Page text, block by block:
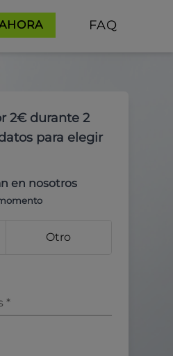
FAQ
2€ durante 2
para elegir
en nosotros
Otro
*